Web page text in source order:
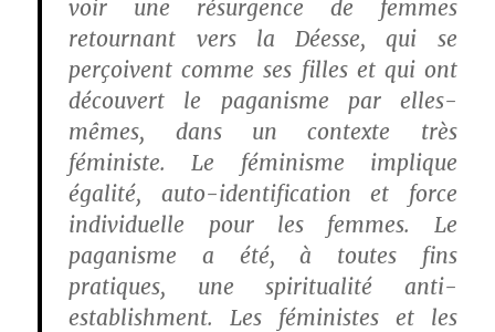
voir une résurgence de femmes
retournant vers la Déesse, qui se
perçoivent comme ses filles et qui ont
découvert le paganisme par elles-
mêmes, dans un contexte très
féministe. Le féminisme implique
égalité, auto-identification et force
individuelle pour les femmes. Le
paganisme a été, à toutes fins
pratiques, une spiritualité anti-
establishment. Les féministes et les